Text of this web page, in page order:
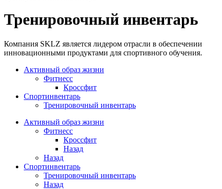
Тренировочный инвентарь
Компания SKLZ является лидером отрасли в обеспечении
инновационными продуктами для спортивного обучения.
Активный образ жизни
Фитнесс
Кроссфит
Спортинвентарь
Тренировочный инвентарь
Активный образ жизни
Фитнесс
Кроссфит
Назад
Назад
Спортинвентарь
Тренировочный инвентарь
Назад